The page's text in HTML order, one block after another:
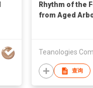
Rhythm of the
from Aged
查询